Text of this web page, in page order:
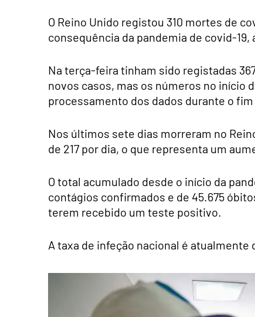
O Reino Unido registou 310 mortes de
consequência da pandemia de covid-
Na terça-feira tinham sido registadas
novos casos, mas os números no início
processamento dos dados durante o fim
Nos últimos sete dias morreram no
de 217 por dia, o que representa um
O total acumulado desde o início da
contágios confirmados e de 45.675
terem recebido um teste positivo.
A taxa de infeção nacional é atualmente